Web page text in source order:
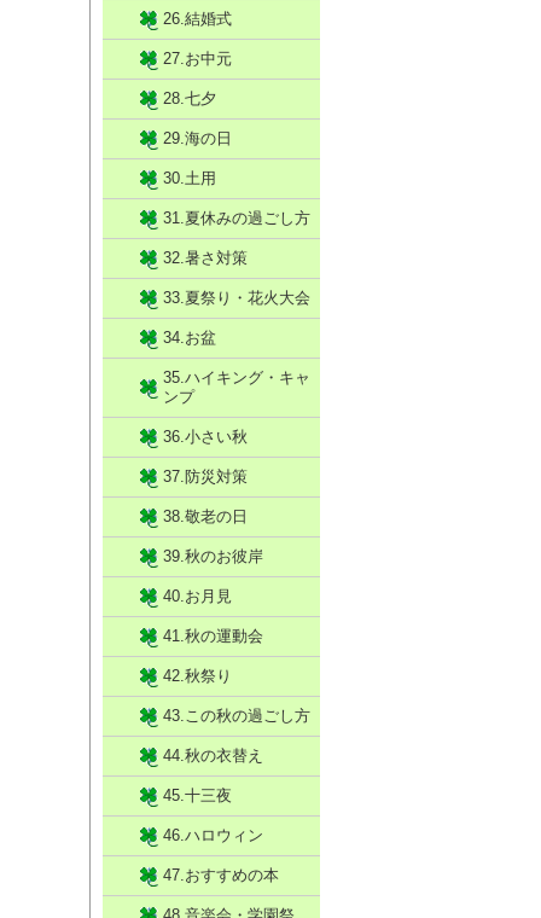
26.結婚式
27.お中元
28.七夕
29.海の日
30.土用
31.夏休みの過ごし方
32.暑さ対策
33.夏祭り・花火大会
34.お盆
35.ハイキング・キャ
ンプ
36.小さい秋
37.防災対策
38.敬老の日
39.秋のお彼岸
40.お月見
41.秋の運動会
42.秋祭り
43.この秋の過ごし方
44.秋の衣替え
45.十三夜
46.ハロウィン
47.おすすめの本
48.音楽会・学園祭